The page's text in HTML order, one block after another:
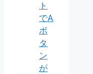
ト
でA
ボ
タ
ン
が